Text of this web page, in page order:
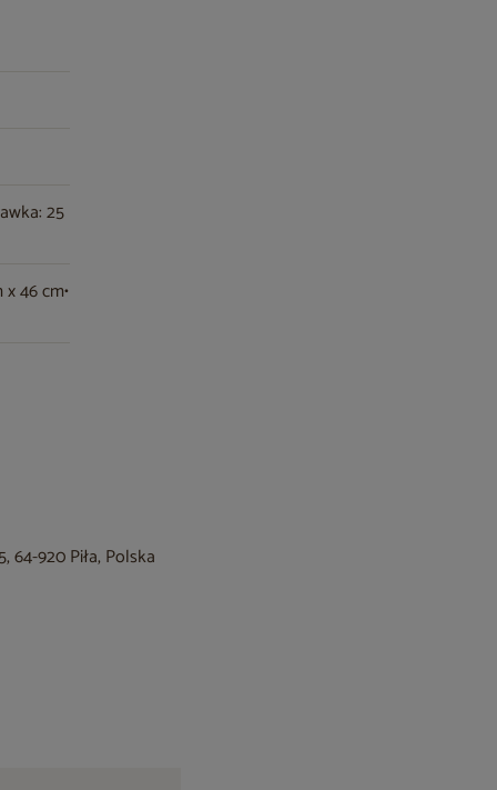
25
46 cm•
64-920 Piła, Polska